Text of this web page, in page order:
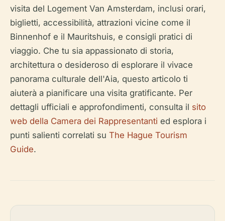
visita del Logement Van Amsterdam, inclusi orari,
biglietti, accessibilità, attrazioni vicine come il
Binnenhof e il Mauritshuis, e consigli pratici di
viaggio. Che tu sia appassionato di storia,
architettura o desideroso di esplorare il vivace
panorama culturale dell'Aia, questo articolo ti
aiuterà a pianificare una visita gratificante. Per
dettagli ufficiali e approfondimenti, consulta il sito
web della Camera dei Rappresentanti ed esplora i
punti salienti correlati su The Hague Tourism
Guide.